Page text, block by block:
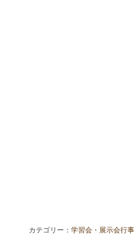
カテゴリー： 学習会・展示会行事